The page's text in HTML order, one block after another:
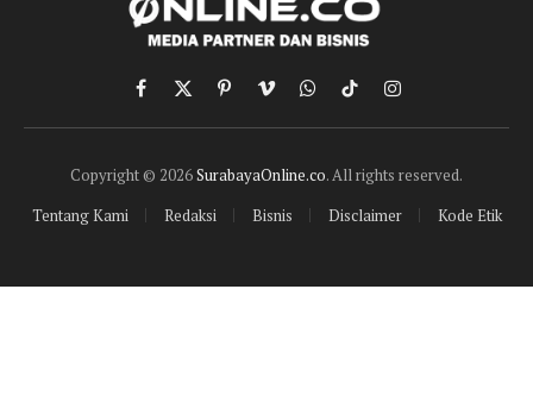
Facebook
X
(Twitter)
PinterestVimeoWhatsApp
TikTokInstagram
Copyright © 2026SurabayaOnline.co. All rights reserved.
Tentang Kami
Redaksi Bisnis Disclaimer Kode Etik